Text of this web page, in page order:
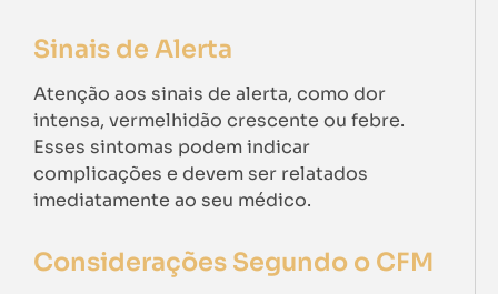
Sinais de Alerta
Atenção aos sinais de alerta, como dor
intensa, vermelhidão crescente ou febre.
Esses sintomas podem indicar
complicações e devem ser relatados
imediatamente ao seu médico.
Considerações Segundo o CFM